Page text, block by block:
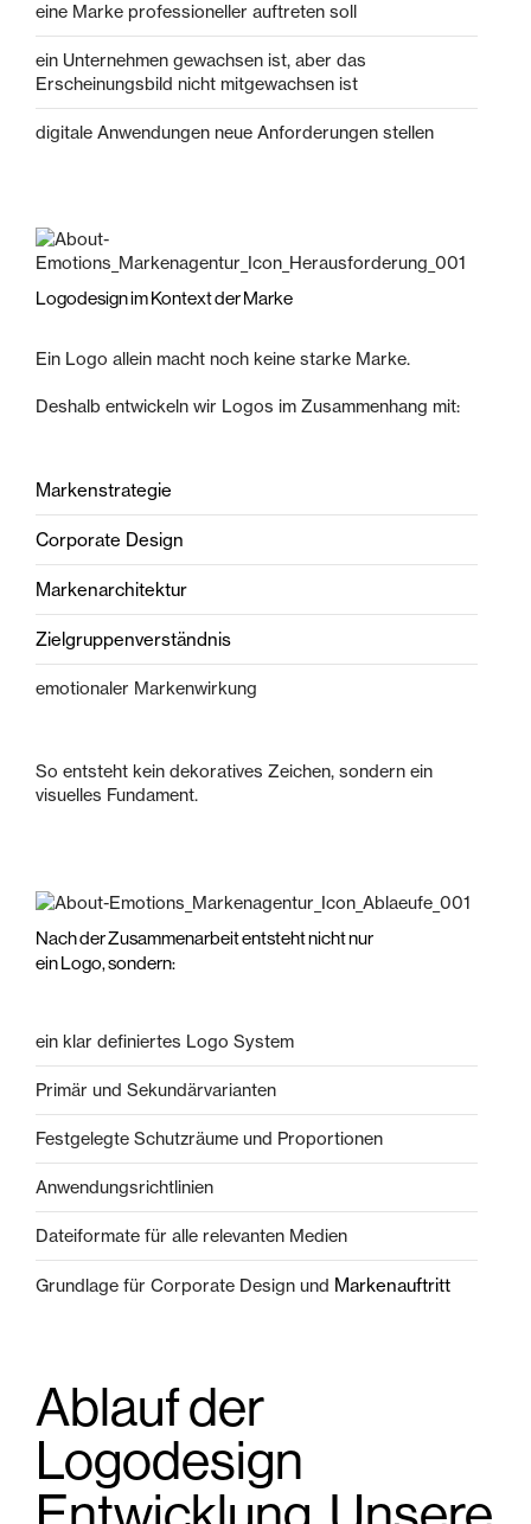
eine Marke professioneller auftreten soll
ein Unternehmen gewachsen ist, aber das
Erscheinungsbild nicht mitgewachsen ist
digitale Anwendungen neue Anforderungen stellen
Logodesign im Kontext der Marke
Ein Logo allein macht noch keine starke Marke.
Deshalb entwickeln wir Logos im Zusammenhang mit:
Markenstrategie
Corporate Design
Markenarchitektur
Zielgruppenverständnis
emotionaler Markenwirkung
So entsteht kein dekoratives Zeichen, sondern ein
visuelles Fundament.
Nach der Zusammenarbeit entsteht nicht nur
ein Logo, sondern:
ein klar definiertes Logo System
Primär und Sekundärvarianten
Festgelegte Schutzräume und Proportionen
Anwendungsrichtlinien
Dateiformate für alle relevanten Medien
Grundlage für Corporate Design und Markenauftritt
Ablauf der
Logodesign